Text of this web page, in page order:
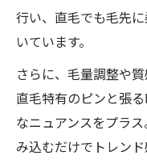
行い、直毛でも毛先
いています。
さらに、毛量調整や
直毛特有のピンと張
なニュアンスをプラ
み込むだけでトレン